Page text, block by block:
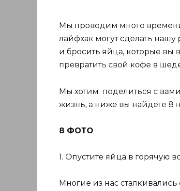
Мы проводим много
лайфхак могут сделать
и бросить яйца, которые вы
превратить свой кофе в
Мы хотим поделиться с
жизнь, а ниже вы найдете 8
8 ФОТО
1. Опустите яйца в горячую
Многие из нас